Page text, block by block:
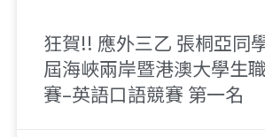
狂賀!! 應外三乙 張桐亞同
屆海峽兩岸暨港澳大學生
賽–英語口語競賽 第一名